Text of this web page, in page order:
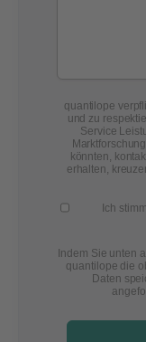
quantilope
und zu
Service
könnten,
erhalten,
Ich
Indem Sie unten
quantilope die
Daten